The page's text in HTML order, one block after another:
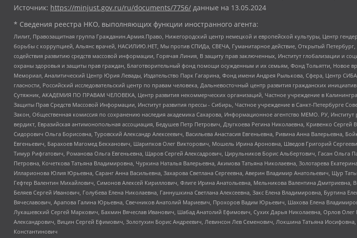
Источник: https://minjust.gov.ru/ru/documents/7756/ данные на 13.05.2024
* Сведения реестра НКО, выполняющих функции иностранного агента:
Лилит, Правозащитная группа Гражданин.Армия.Право, Нижегородский центр немецкой и европейской культуры, Центр
борьбы с коррупцией, Альянс врачей, НАСИЛИЮ.НЕТ, Мы против СПИДа, СВЕЧА, Гуманитарное действие, Открытый
содействия развитию средств массовой информации, Горячая Линия, В защиту прав заключенных, Институт глобализации
охраны здоровья и защиты прав граждан, Благотворительный фонд помощи осужденным и их семьям, Фонд Тольятти, Новое
Мемориал, Аналитический Центр Юрия Левады, Издательство Парк Гагарина, Фонд имени Андрея Рылькова, Сфера, Центр
гласности, Российский исследовательский центр по правам человека, Дальневосточный центр развития гражданских
Сутяжник, АКАДЕМИЯ ПО ПРАВАМ ЧЕЛОВЕКА, Центр развития некоммерческих организаций, Частное учреждение в
Защиты Прав Средств Массовой Информации, Институт развития прессы - Сибирь, Частное учреждение в Санкт-Петербурге
Закон, Общественная комиссия по сохранению наследия академика Сахарова, Информационное агентство МЕМО. РУ,
вердикт, Евразийская антимонопольная ассоциация, Бедушев Петр Петрович, Дзугкоева Регина Николаевна, Кривенко
Сидорович Ольга Борисовна, Туровский Александр Алексеевич, Васильева Анастасия Евгеньевна, Ривина Анна Валерьевна,
Евгеньевич, Барахоев Магомед Бекханович, Шарипков Олег Викторович, Мошель Ирина Ароновна, Шведов Григорий
Тимур Рифгатович, Романова Ольга Евгеньевна, Щаров Сергей Алексадрович, Цирульников Борис Альбертович, Гасан
Петровна, Кочеткова Татьяна Владимировна, Чуркина Наталья Валерьевна, Акимова Татьяна Николаевна, Золотарева
Илларионова Юлия Юрьевна, Саранг Анна Васильевна, Захарова Светлана Сергеевна, Аверин Владимир Анатольевич, Щур
Гефтер Валентин Михайлович, Симонов Алексей Кириллович, Флиге Ирина Анатольевна, Мельникова Валентина
Беляев Сергей Иванович, Голубева Елена Николаевна, Ганнушкина Светлана Алексеевна, Закс Елена Владимировна,
Вячеславович, Арапова Галина Юрьевна, Свечников Анатолий Мариевич, Прохоров Вадим Юрьевич, Шахова Елена
Лукашевский Сергей Маркович, Бахмин Вячеслав Иванович, Шабад Анатолий Ефимович, Сухих Дарья Николаевна, Орлов
Александрович, Вицин Сергей Ефимович, Золотухин Борис Андреевич, Левинсон Лев Семенович, Локшина Татьяна
Константинович